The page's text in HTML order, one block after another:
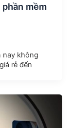
mềm
nay không
rẻ đến